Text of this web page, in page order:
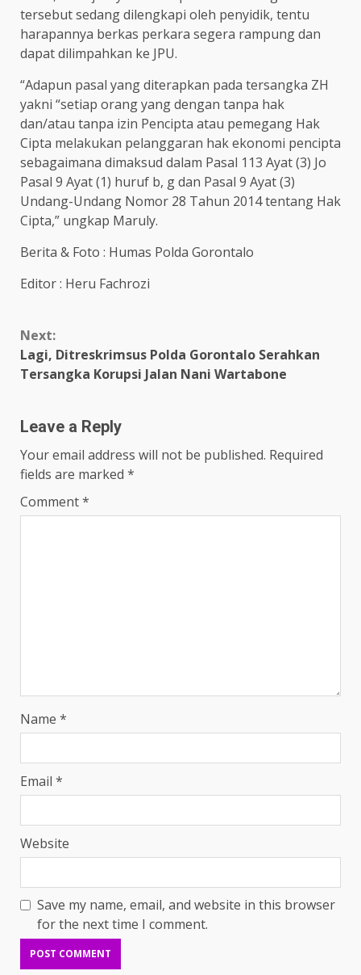
tersebut sedang dilengkapi oleh penyidik, tentu
harapannya berkas perkara segera rampung dan
dapat dilimpahkan ke JPU.
“Adapun pasal yang diterapkan pada tersangka ZH
yakni “setiap orang yang dengan tanpa hak
dan/atau tanpa izin Pencipta atau pemegang Hak
Cipta melakukan pelanggaran hak ekonomi pencipta
sebagaimana dimaksud dalam Pasal 113 Ayat (3) Jo
Pasal 9 Ayat (1) huruf b, g dan Pasal 9 Ayat (3)
Undang-Undang Nomor 28 Tahun 2014 tentang Hak
Cipta,” ungkap Maruly.
Berita & Foto : Humas Polda Gorontalo
Editor : Heru Fachrozi
Continue
Reading
Next:
Lagi, Ditreskrimsus Polda Gorontalo Serahkan
Tersangka Korupsi Jalan Nani Wartabone
Leave a Reply
Your email address will not be published. Required
fields are marked *
Comment*
Name *
Email *
Website
Save my name, email, and website in this browser
for the next time I comment.